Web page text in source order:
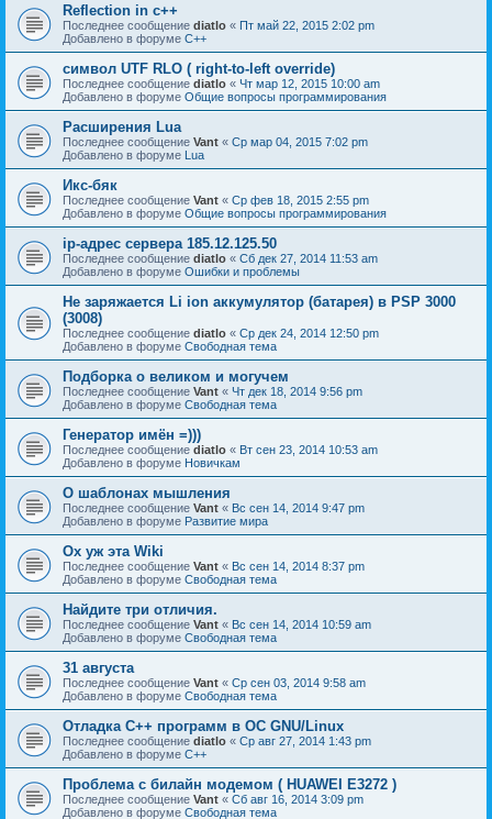
Reflection in с++
Последнее сообщение diatlo « Пт май 22, 2015 2:02 pm
Добавлено в форуме C++
символ UTF RLO ( right-to-left override)
Последнее сообщение diatlo « Чт мар 12, 2015 10:00 am
Добавлено в форуме Общие вопросы программирования
Расширения Lua
Последнее сообщение Vant « Ср мар 04, 2015 7:02 pm
Добавлено в форуме Lua
Икс-бяк
Последнее сообщение Vant « Ср фев 18, 2015 2:55 pm
Добавлено в форуме Общие вопросы программирования
ip-адрес сервера 185.12.125.50
Последнее сообщение diatlo « Сб дек 27, 2014 11:53 am
Добавлено в форуме Ошибки и проблемы
Не заряжается Li ion аккумулятор (батарея) в PSP 3000
(3008)
Последнее сообщение diatlo « Ср дек 24, 2014 12:50 pm
Добавлено в форуме Свободная тема
Подборка о великом и могучем
Последнее сообщение Vant « Чт дек 18, 2014 9:56 pm
Добавлено в форуме Свободная тема
Генератор имён =)))
Последнее сообщение diatlo « Вт сен 23, 2014 10:53 am
Добавлено в форуме Новичкам
О шаблонах мышления
Последнее сообщение Vant « Вс сен 14, 2014 9:47 pm
Добавлено в форуме Развитие мира
Ох уж эта Wiki
Последнее сообщение Vant « Вс сен 14, 2014 8:37 pm
Добавлено в форуме Свободная тема
Найдите три отличия.
Последнее сообщение Vant « Вс сен 14, 2014 10:59 am
Добавлено в форуме Свободная тема
31 августа
Последнее сообщение Vant « Ср сен 03, 2014 9:58 am
Добавлено в форуме Свободная тема
Отладка C++ программ в ОС GNU/Linux
Последнее сообщение diatlo « Ср авг 27, 2014 1:43 pm
Добавлено в форуме C++
Проблема с билайн модемом ( HUAWEI E3272 )
Последнее сообщение Vant « Сб авг 16, 2014 3:09 pm
Добавлено в форуме Свободная тема